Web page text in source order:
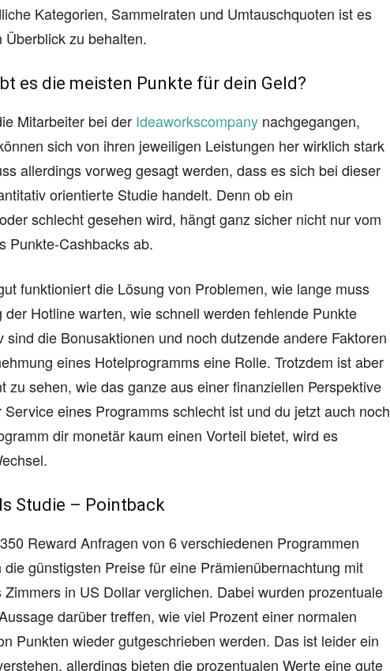
Kategorien, Sammelraten und Umtauschquoten ist es
zu behalten.
es die meisten Punkte für dein Geld?
Mitarbeiter bei der Ideaworkscompany nachgegangen,
sich von ihren jeweiligen Leistungen her wirklich stark
allerdings vorweg gesagt werden, dass es sich bei dieser
orientierte Studie handelt. Denn ob ein
schlecht gesehen wird, hängt ganz sicher nicht nur vom
Punkte-Cashbacks ab.
funktioniert die Lösung von Problemen, wie lange muss
Hotline warten, wie schnell werden fehlende Punkte
sind die Bonusaktionen und noch dutzende andere Faktoren
eines Hotelprogramms eine Rolle. Trotzdem ist aber
zu sehen, wie das ganze aus einer finanziellen Perspektive
eines Programms schlecht ist und du jetzt auch noch
dir monetär kaum einen Vorteil bietet, wird es
Studie – Pointback
Reward Anfragen von 6 verschiedenen Programmen
günstigsten Preise für eine Prämienübernachtung mit
in US Dollar verglichen. Dabei wurden prozentuale
darüber treffen, wie viel Prozent einer normalen
Punkten wieder gutgeschrieben werden. Das ist leider ein
allerdings bieten die prozentualen Werte eine gute